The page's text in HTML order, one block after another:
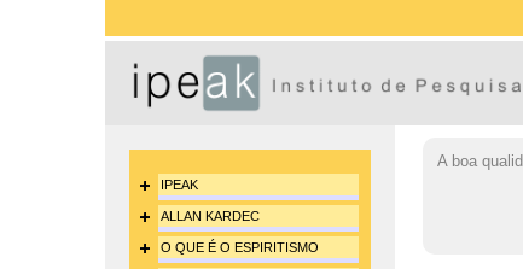
IPEAK
ALLAN KARDEC
O QUE É O ESPIRITISMO
A boa